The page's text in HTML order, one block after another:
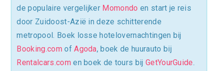
de populaire vergelijker Momondo en start je reis
door Zuidoost-Azië in deze schitterende
metropool. Boek losse hotelovernachtingen bij
Booking.com ofAgoda, boek de huurauto bij
Rentalcars.com en boek de tours bij GetYourGuide.